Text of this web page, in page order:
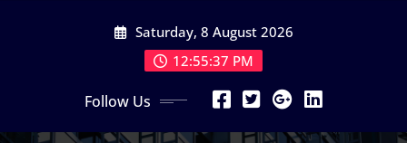
Saturday, 8 August 2026
12:55:39 PM
Follow Us